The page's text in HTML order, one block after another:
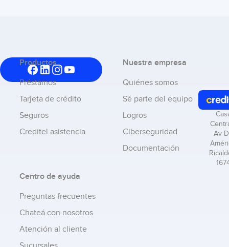
Productos
Préstamos
Tarjeta de crédito
Seguros
Creditel asistencia
Nuestra empresa
Quiénes somos
Sé parte del equipo
Logros
Ciberseguridad
Documentación
Centro de ayuda
Preguntas frecuentes
Chateá con nosotros
Atención al cliente
Av